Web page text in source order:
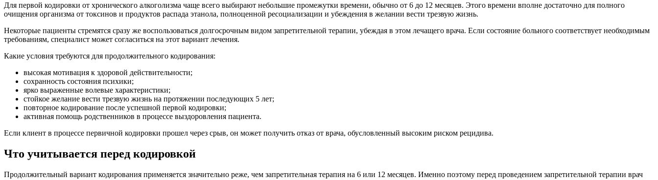
Для первой кодировки от хронического алкоголизма чаще всего выбирают небольшие промежутки времени, обычно от 6 до 12 месяцев. Этого времени вполне достаточно для полного
очищения организма от токсинов и продуктов распада этанола, полноценной ресоциализации и убеждения в желании вести трезвую жизнь.
Некоторые пациенты стремятся сразу же воспользоваться долгосрочным видом запретительной терапии, убеждая в этом лечащего врача. Если состояние больного соответствует необходимым
требованиям, специалист может согласиться на этот вариант лечения.
Какие условия требуются для продолжительного кодирования:
высокая мотивация к здоровой действительности;
сохранность состояния психики;
ярко выраженные волевые характеристики;
стойкое желание вести трезвую жизнь на протяжении последующих 5 лет;
повторное кодирование после успешной первой кодировки;
активная помощь родственников в процессе выздоровления пациента.
Если клиент в процессе первичной кодировки прошел через срыв, он может получить отказ от врача, обусловленный высоким риском рецидива.
Что учитывается перед кодировкой
Продолжительный вариант кодирования применяется значительно реже, чем запретительная терапия на 6 или 12 месяцев. Именно поэтому перед проведением запретительной терапии врач